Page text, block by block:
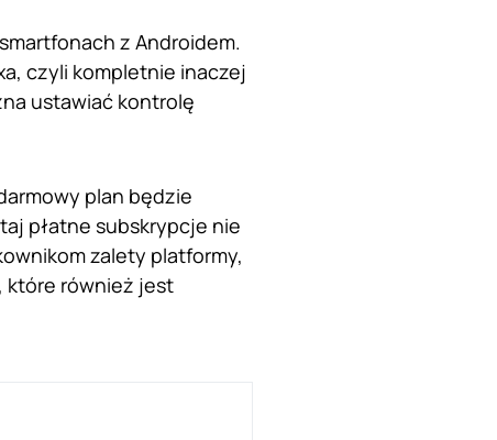
z Androidem.
czyli kompletnie inaczej
ustawiać kontrolę
plan będzie
płatne subskrypcje nie
zalety platformy,
które również jest